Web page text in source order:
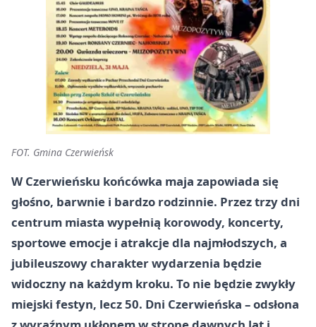
FOT. Gmina Czerwieńsk
W Czerwieńsku końcówka maja zapowiada się
głośno, barwnie i bardzo rodzinnie. Przez trzy dni
centrum miasta wypełnią korowody, koncerty,
sportowe emocje i atrakcje dla najmłodszych, a
jubileuszowy charakter wydarzenia będzie
widoczny na każdym kroku. To nie będzie zwykły
miejski festyn, lecz 50. Dni Czerwieńska – odsłona